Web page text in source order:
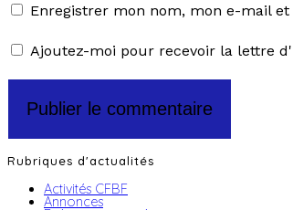
Enregistrer mon nom, mon e-mail
Ajoutez-moi pour recevoir la lettre
Rubriques d'actualités
Activités CFBF
Annonces